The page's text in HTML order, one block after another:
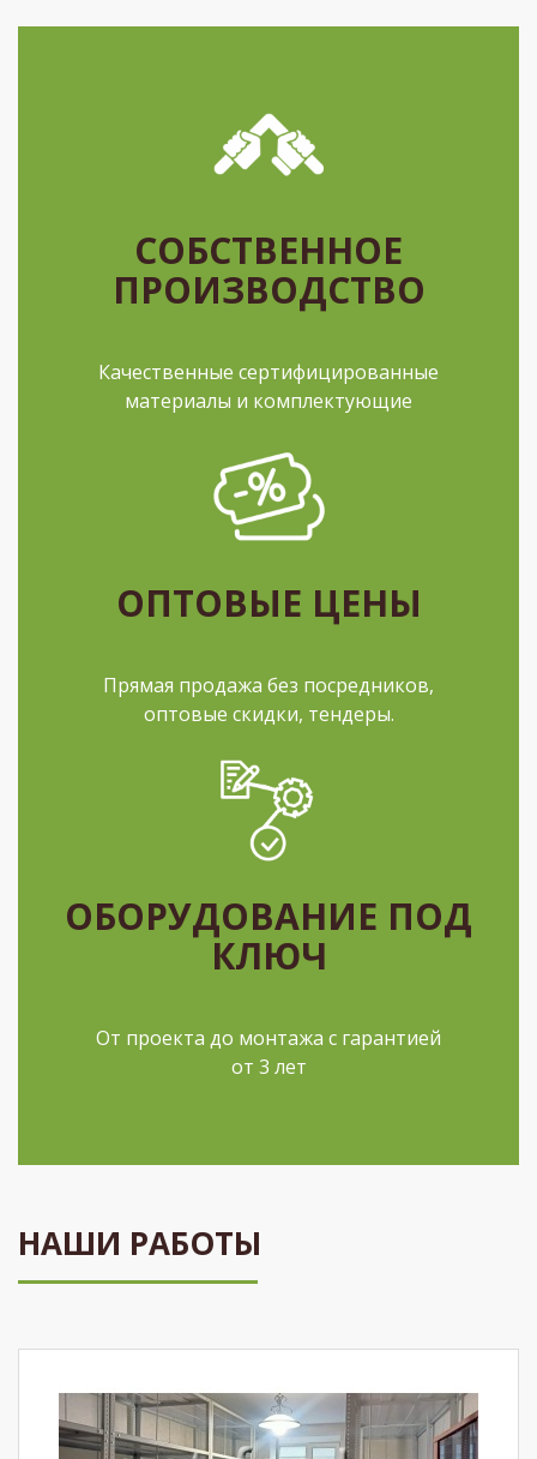
СОБСТВЕННОЕ
ПРОИЗВОДСТВО
Качественные сертифицированные
материалы и комплектующие
ОПТОВЫЕ ЦЕНЫ
Прямая продажа без посредников,
оптовые скидки, тендеры.
ОБОРУДОВАНИЕ ПОД
КЛЮЧ
От проекта до монтажа с гарантией
от 3 лет
НАШИ РАБОТЫ